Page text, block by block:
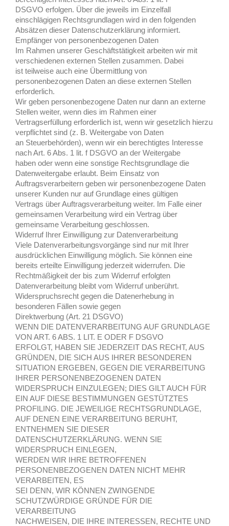
DSGVO erfolgen. Über die jeweils im Einzelfall
einschlägigen Rechtsgrundlagen wird in den folgenden
Absätzen dieser Datenschutzerklärung informiert.
Empfänger von personenbezogenen Daten
Im Rahmen unserer Geschäftstätigkeit arbeiten wir mit
verschiedenen externen Stellen zusammen. Dabei
ist teilweise auch eine Übermittlung von
personenbezogenen Daten an diese externen Stellen
erforderlich.
Wir geben personenbezogene Daten nur dann an externe
Stellen weiter, wenn dies im Rahmen einer
Vertragserfüllung erforderlich ist, wenn wir gesetzlich hierzu
verpflichtet sind (z. B. Weitergabe von Daten
an Steuerbehörden), wenn wir ein berechtigtes Interesse
nach Art. 6 Abs. 1 lit. f DSGVO an der Weitergabe
haben oder wenn eine sonstige Rechtsgrundlage die
Datenweitergabe erlaubt. Beim Einsatz von
Auftragsverarbeitern geben wir personenbezogene Daten
unserer Kunden nur auf Grundlage eines gültigen
Vertrags über Auftragsverarbeitung weiter. Im Falle einer
gemeinsamen Verarbeitung wird ein Vertrag über
gemeinsame Verarbeitung geschlossen.
Widerruf Ihrer Einwilligung zur Datenverarbeitung
Viele Datenverarbeitungsvorgänge sind nur mit Ihrer
ausdrücklichen Einwilligung möglich. Sie können eine
bereits erteilte Einwilligung jederzeit widerrufen. Die
Rechtmäßigkeit der bis zum Widerruf erfolgten
Datenverarbeitung bleibt vom Widerruf unberührt.
Widerspruchsrecht gegen die Datenerhebung in
besonderen Fällen sowie gegen
Direktwerbung (Art. 21 DSGVO)
WENN DIE DATENVERARBEITUNG AUF GRUNDLAGE
VON ART. 6 ABS. 1 LIT. E ODER F DSGVO
ERFOLGT, HABEN SIE JEDERZEIT DAS RECHT, AUS
GRÜNDEN, DIE SICH AUS IHRER BESONDEREN
SITUATION ERGEBEN, GEGEN DIE VERARBEITUNG
IHRER PERSONENBEZOGENEN DATEN
WIDERSPRUCH EINZULEGEN; DIES GILT AUCH FÜR
EIN AUF DIESE BESTIMMUNGEN GESTÜTZTES
PROFILING. DIE JEWEILIGE RECHTSGRUNDLAGE,
AUF DENEN EINE VERARBEITUNG BERUHT,
ENTNEHMEN SIE DIESER
DATENSCHUTZERKLÄRUNG. WENN SIE
WIDERSPRUCH EINLEGEN,
WERDEN WIR IHRE BETROFFENEN
PERSONENBEZOGENEN DATEN NICHT MEHR
VERARBEITEN, ES
SEI DENN, WIR KÖNNEN ZWINGENDE
SCHUTZWÜRDIGE GRÜNDE FÜR DIE
VERARBEITUNG
NACHWEISEN, DIE IHRE INTERESSEN, RECHTE UND